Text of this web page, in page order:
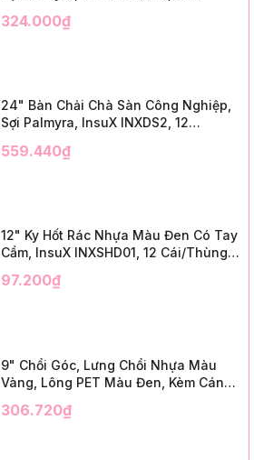
Trim)
324.000₫
24" Bàn Chải Chà Sàn Công Nghiệp,
Sợi Palmyra, InsuX INXDS2, 12
3" Trim)
559.440₫
12" Ky Hốt Rác Nhựa Màu Đen Có Tay
Cầm, InsuX INXSHD01, 12 Cái/Thùng,
Black Plastic)
97.200₫
9" Chổi Góc, Lưng Chổi Nhựa Màu
Vàng, Lông PET Màu Đen, Kèm Cán
12 Bộ/Thùng (9" Angle Broom, Yellow
306.720₫